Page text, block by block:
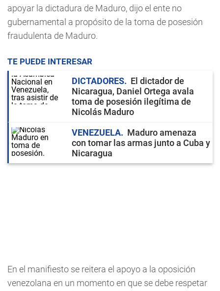
apoyar la dictadura de Maduro, dijo el ente no
gubernamental a propósito de la toma de posesión
fraudulenta de Maduro.
TE PUEDE INTERESAR
DICTADORES
El dictador de
Nicaragua, Daniel Ortega avala
toma de posesión ilegítima de
Nicolás Maduro
VENEZUELA
Maduro amenaza
con tomar las armas junto a Cuba y
Nicaragua
En el manifiesto se reitera el apoyo a la oposición
venezolana en un momento en que se debe respetar